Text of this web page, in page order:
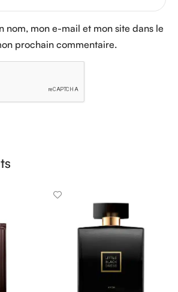
nom, mon e-mail et mon site dans le
prochain commentaire.